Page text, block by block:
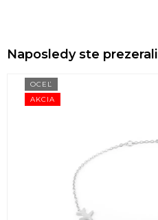
Naposledy ste prezerali
AKCIA
OCEĽ